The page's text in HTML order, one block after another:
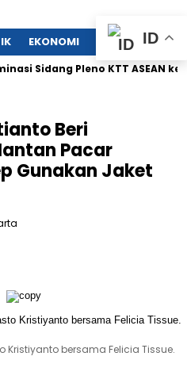
EKONOMI MEGAPOLITAN
Pleno KTT ASEAN ke-46
Beri
Pacar
Gunakan Jaket
Kristiyanto bersama Felicia Tissue.
ID